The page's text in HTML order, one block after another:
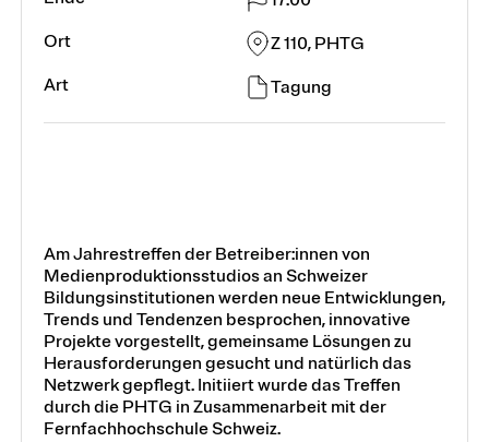
Z 110, PHTG
Tagung
Am Jahrestreffen der Betreiber:innen von
Medienproduktionsstudios an Schweizer
Bildungsinstitutionen werden neue Entwicklungen,
Trends und Tendenzen besprochen, innovative
Projekte vorgestellt, gemeinsame Lösungen zu
Herausforderungen gesucht und natürlich das
Netzwerk gepflegt. Initiiert wurde das Treffen
durch die PHTG in Zusammenarbeit mit der
Fernfachhochschule Schweiz.